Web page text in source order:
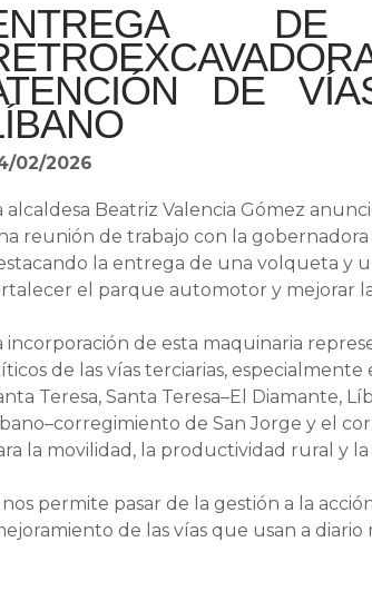
DE
02/2026
alcaldesa Beatriz Valencia Gómez
reunión de trabajo con la
la entrega de una volqueta y
el parque automotor y mejorar
incorporación de esta maquinaria
de las vías terciarias,
Teresa, Santa Teresa–El Diamante,
de San Jorge y el
la movilidad, la productividad rural y
permite pasar de la gestión a la
de las vías que usan a diario